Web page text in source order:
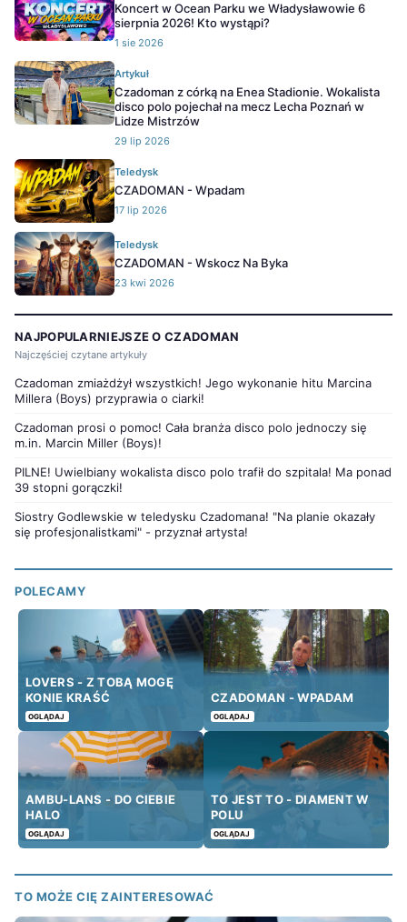
Koncert w Ocean Parku we Władysławowie 6
sierpnia 2026! Kto wystąpi?
1 sie 2026
Artykuł
Czadoman z córką na Enea Stadionie. Wokalista
disco polo pojechał na mecz Lecha Poznań w
Lidze Mistrzów
29 lip 2026
Teledysk
CZADOMAN - Wpadam
17 lip 2026
Teledysk
CZADOMAN - Wskocz Na Byka
23 kwi 2026
NAJPOPULARNIEJSZE O CZADOMAN
Najczęściej czytane artykuły
Czadoman zmiażdżył wszystkich! Jego wykonanie hitu Marcina
Millera (Boys) przyprawia o ciarki!
Czadoman prosi o pomoc! Cała branża disco polo jednoczy się
m.in. Marcin Miller (Boys)!
PILNE! Uwielbiany wokalista disco polo trafił do szpitala! Ma ponad
39 stopni gorączki!
Siostry Godlewskie w teledysku Czadomana! "Na planie okazały
się profesjonalistkami" - przyznał artysta!
POLECAMY
LOVERS - Z TOBĄ MOGĘ
KONIE KRAŚĆ
OGLĄDAJ
CZADOMAN - WPADAM
OGLĄDAJ
AMBU-LANS - DO CIEBIE
HALO
OGLĄDAJ
TO JEST TO - DIAMENT W
POLU
OGLĄDAJ
TO MOŻE CIĘ ZAINTERESOWAĆ